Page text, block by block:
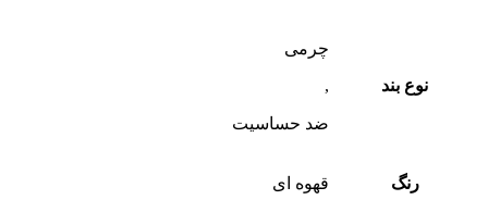
نوع بند
چرمی
,
ضد‌ حساسیت
رنگ قهوه ای